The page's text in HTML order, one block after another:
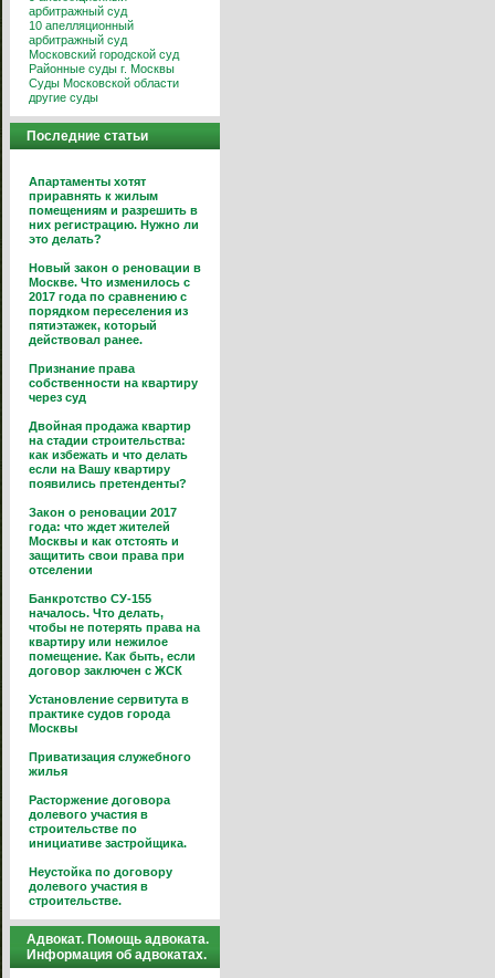
арбитражный суд
10 апелляционный
арбитражный суд
Московский городской суд
Районные суды г. Москвы
Суды Московской области
другие суды
Последние статьи
Апартаменты хотят
приравнять к жилым
помещениям и разрешить в
них регистрацию. Нужно ли
это делать?
Новый закон о реновации в
Москве. Что изменилось с
2017 года по сравнению с
порядком переселения из
пятиэтажек, который
действовал ранее.
Признание права
собственности на квартиру
через суд
Двойная продажа квартир
на стадии строительства:
как избежать и что делать
если на Вашу квартиру
появились претенденты?
Закон о реновации 2017
года: что ждет жителей
Москвы и как отстоять и
защитить свои права при
отселении
Банкротство СУ-155
началось. Что делать,
чтобы не потерять права на
квартиру или нежилое
помещение. Как быть, если
договор заключен с ЖСК
Установление сервитута в
практике судов города
Москвы
Приватизация служебного
жилья
Расторжение договора
долевого участия в
строительстве по
инициативе застройщика.
Неустойка по договору
долевого участия в
строительстве.
Адвокат. Помощь адвоката.
Информация об адвокатах.